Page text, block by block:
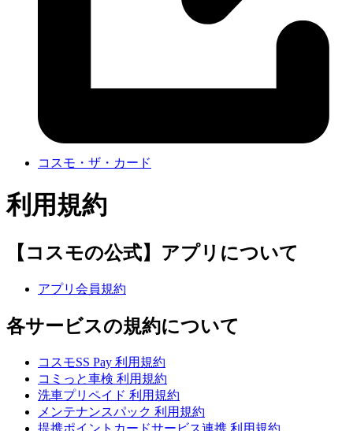
コスモ・ザ・カード
利用規約
【コスモの公式】アプリについて
アプリ会員規約
各サービスの規約について
コスモSS Pay 利用規約
コミっと車検 利用規約
洗車プリペイド 利用規約
メンテナンスパック 利用規約
提携ポイントカードサービス連携 利用規約